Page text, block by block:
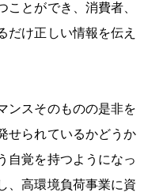
ことができ、消費者、
だけ正しい情報を伝え
ンスそのものの是非を
せられているかどうか
自覚を持つようになっ
、高環境負荷事業に資